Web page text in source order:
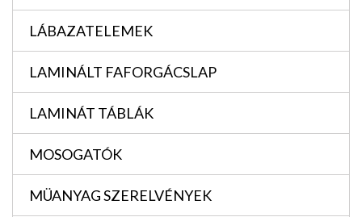
LÁBAZATELEMEK
LAMINÁLT FAFORGÁCSLAP
LAMINÁT TÁBLÁK
MOSOGATÓK
MÜANYAG SZERELVÉNYEK